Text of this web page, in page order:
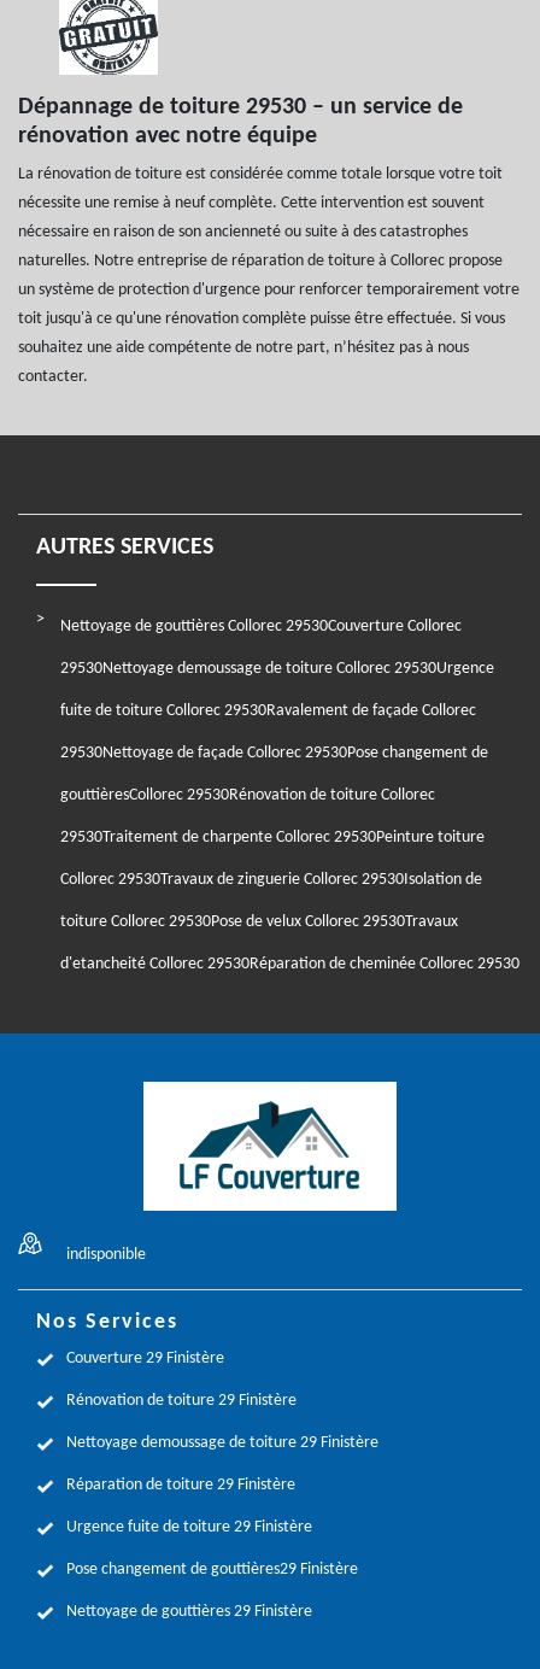
Dépannage de toiture 29530 – un service de
rénovation avec notre équipe
La rénovation de toiture est considérée comme totale lorsque votre toit
nécessite une remise à neuf complète. Cette intervention est souvent
nécessaire en raison de son ancienneté ou suite à des catastrophes
naturelles. Notre entreprise de réparation de toiture à Collorec propose
un système de protection d'urgence pour renforcer temporairement votre
toit jusqu'à ce qu'une rénovation complète puisse être effectuée. Si vous
souhaitez une aide compétente de notre part, n’hésitez pas à nous
contacter.
AUTRES SERVICES
Nettoyage de gouttières Collorec 29530Couverture Collorec
29530Nettoyage demoussage de toiture Collorec 29530Urgence
fuite de toiture Collorec 29530Ravalement de façade Collorec
29530Nettoyage de façade Collorec 29530Pose changement de
gouttièresCollorec 29530Rénovation de toiture Collorec
29530Traitement de charpente Collorec 29530Peinture toiture
Collorec 29530Travaux de zinguerie Collorec 29530Isolation de
toiture Collorec 29530Pose de velux Collorec 29530Travaux
d'etancheité Collorec 29530Réparation de cheminée Collorec 29530
indisponible
Nos Services
Couverture 29 Finistère
Rénovation de toiture 29 Finistère
Nettoyage demoussage de toiture 29 Finistère
Réparation de toiture 29 Finistère
Urgence fuite de toiture 29 Finistère
Pose changement de gouttières29 Finistère
Nettoyage de gouttières 29 Finistère